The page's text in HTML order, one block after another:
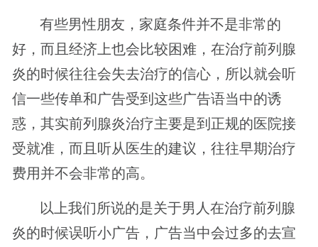
有些男性朋友，家庭条件并不是非常的
好，而且经济上也会比较困难，在治疗前列腺
炎的时候往往会失去治疗的信心，所以就会听
信一些传单和广告受到这些广告语当中的诱
惑，其实前列腺炎治疗主要是到正规的医院接
受就准，而且听从医生的建议，往往早期治疗
费用并不会非常的高。
以上我们所说的是关于男人在治疗前列腺
炎的时候误听小广告，广告当中会过多的去宣